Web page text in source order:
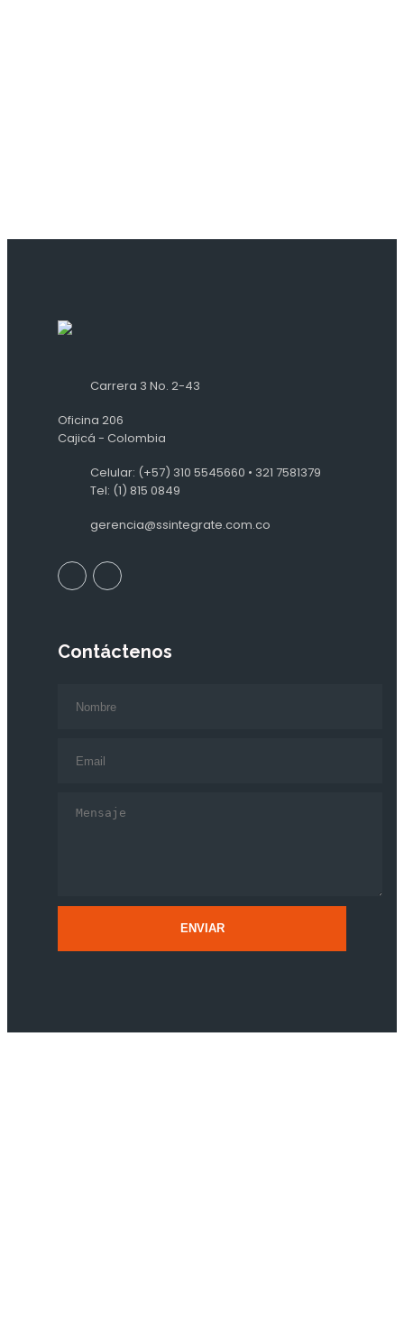
Carrera 3 No. 2-43
Oficina 206
Cajicá - Colombia
Celular: (+57) 310 5545660 • 321 7581379
Tel: (1) 815 0849
gerencia@ssintegrate.com.co
Contáctenos
ENVIAR